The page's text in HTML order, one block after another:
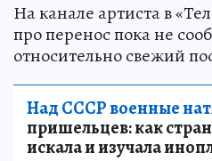
На канале артиста в
про перенос пока не
относительно свежий
Над СССР военные
пришельцев: как
искала и изучала